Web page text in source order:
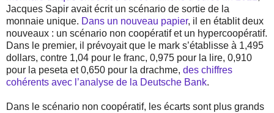
Jacques Sapir avait écrit un scénario de sortie de la
monnaie unique. Dans un nouveau papier, il en établit deux
nouveaux : un scénario non coopératif et un hypercoopératif.
Dans le premier, il prévoyait que le mark s’établisse à 1,495
dollars, contre 1,04 pour le franc, 0,975 pour la lire, 0,910
pour la peseta et 0,650 pour la drachme, des chiffres
cohérents avec l’analyse de la Deutsche Bank.
Dans le scénario non coopératif, les écarts sont plus grands